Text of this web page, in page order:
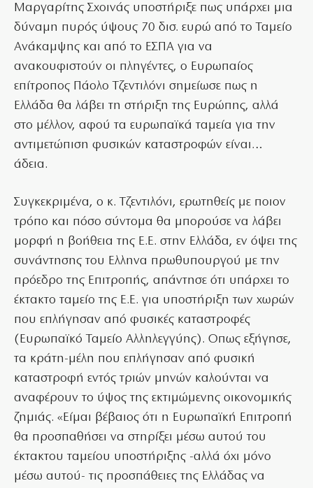
Μαργαρίτης Σχοινάς υποστήριξε πως υπάρχει μια
δύναμη πυρός ύψους 70 δισ. ευρώ από το Ταμείο
Ανάκαμψης και από το ΕΣΠΑ για να
ανακουφιστούν οι πληγέντες, ο Ευρωπαίος
επίτροπος Πάολο Τζεντιλόνι σημείωσε πως η
Ελλάδα θα λάβει τη στήριξη της Ευρώπης, αλλά
στο μέλλον, αφού τα ευρωπαϊκά ταμεία για την
αντιμετώπιση φυσικών καταστροφών είναι…
άδεια.
Συγκεκριμένα, ο κ. Τζεντιλόνι, ερωτηθείς με ποιον
τρόπο και πόσο σύντομα θα μπορούσε να λάβει
μορφή η βοήθεια της Ε.Ε. στην Ελλάδα, εν όψει της
συνάντησης του Ελληνα πρωθυπουργού με την
πρόεδρο της Επιτροπής, απάντησε ότι υπάρχει το
έκτακτο ταμείο της Ε.Ε. για υποστήριξη των χωρών
που επλήγησαν από φυσικές καταστροφές
(Ευρωπαϊκό Ταμείο Αλληλεγγύης). Οπως εξήγησε,
τα κράτη-μέλη που επλήγησαν από φυσική
καταστροφή εντός τριών μηνών καλούνται να
αναφέρουν το ύψος της εκτιμώμενης οικονομικής
ζημιάς. «Είμαι βέβαιος ότι η Ευρωπαϊκή Επιτροπή
θα προσπαθήσει να στηρίξει μέσω αυτού του
έκτακτου ταμείου υποστήριξης -αλλά όχι μόνο
μέσω αυτού- τις προσπάθειες της Ελλάδας να